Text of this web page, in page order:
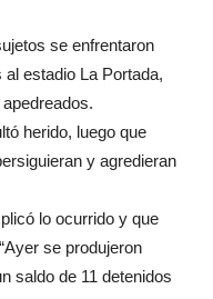
se enfrentaron
estadio La Portada,
herido, luego que
y agredieran
lo ocurrido y que
se produjeron
saldo de 11 detenidos